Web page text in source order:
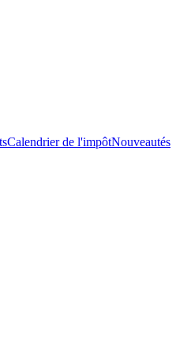
Calendrier de l'impôtNouveautés